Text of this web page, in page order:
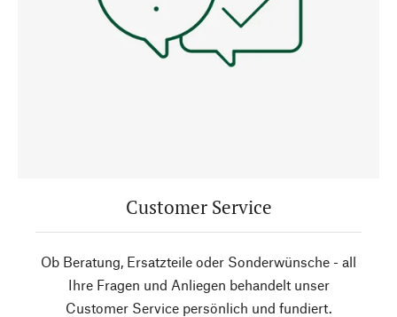
Customer Service
Ob Beratung, Ersatzteile oder Sonderwünsche - all
Ihre Fragen und Anliegen behandelt unser
Customer Service persönlich und fundiert.